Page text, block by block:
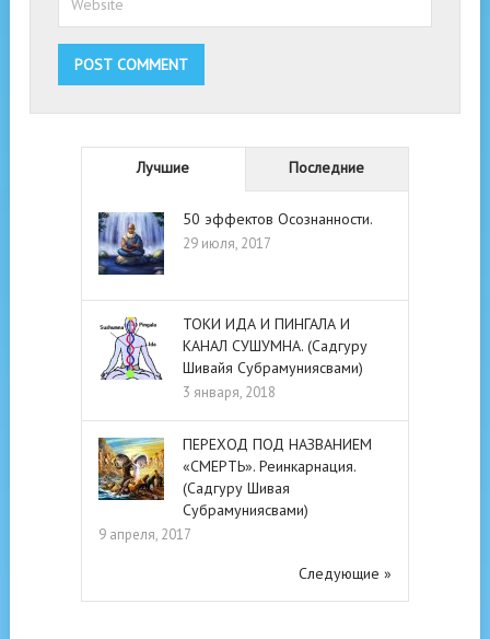
Лучшие Последние
50 эффектов Осознанности.
29 июля, 2017
ТОКИ ИДА И ПИНГАЛА И
КАНАЛ СУШУМНА. (Садгуру
Шивайя Субрамуниясвами)
3 января, 2018
ПЕРЕХОД ПОД НАЗВАНИЕМ
«СМЕРТЬ». Реинкарнация.
(Садгуру Шивая
Субрамуниясвами)
9 апреля, 2017
Следующие »